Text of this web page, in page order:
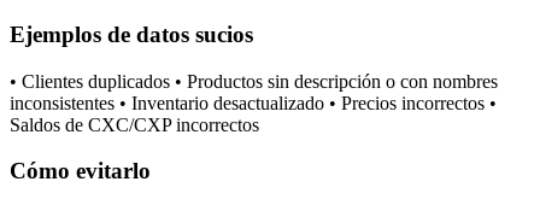
Ejemplos de datos sucios
• Clientes duplicados • Productos sin descripción o con nombres
inconsistentes • Inventario desactualizado • Precios incorrectos •
Saldos de CXC/CXP incorrectos
Cómo evitarlo